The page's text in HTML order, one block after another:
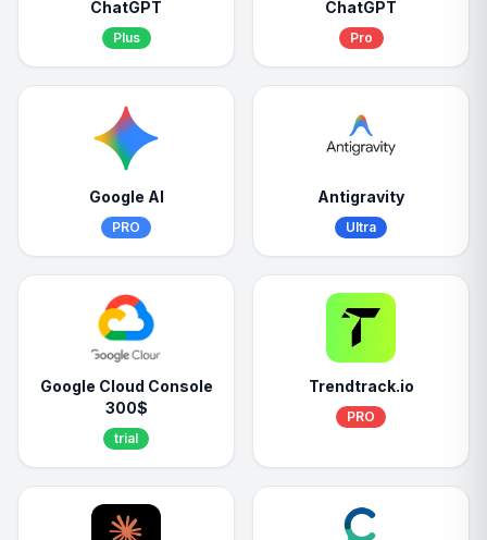
ChatGPT
Plus
ChatGPT
Pro
Google AI
PRO
Antigravity
Ultra
Google Cloud Console
300$
trial
Trendtrack.io
PRO